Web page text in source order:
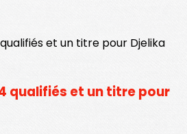
4 qualifiés et un titre pour